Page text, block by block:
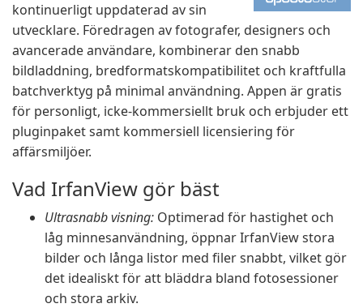
kontinuerligt uppdaterad av sin
utvecklare. Föredragen av fotografer, designers och
avancerade användare, kombinerar den snabb
bildladdning, bredformatskompatibilitet och kraftfulla
batchverktyg på minimal användning. Appen är gratis
för personligt, icke-kommersiellt bruk och erbjuder ett
pluginpaket samt kommersiell licensiering för
affärsmiljöer.
Vad IrfanView gör bäst
Ultrasnabb visning: Optimerad för hastighet och
låg minnesanvändning, öppnar IrfanView stora
bilder och långa listor med filer snabbt, vilket gör
det idealiskt för att bläddra bland fotosessioner
och stora arkiv.